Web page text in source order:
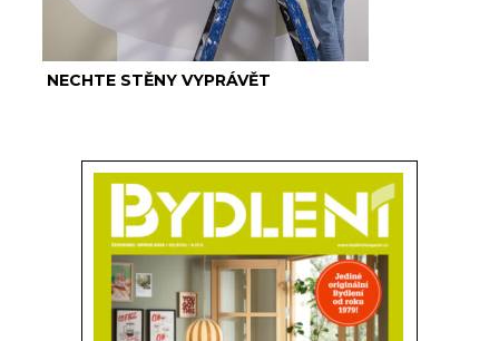
NECHTE STĚNY VYPRÁVĚT